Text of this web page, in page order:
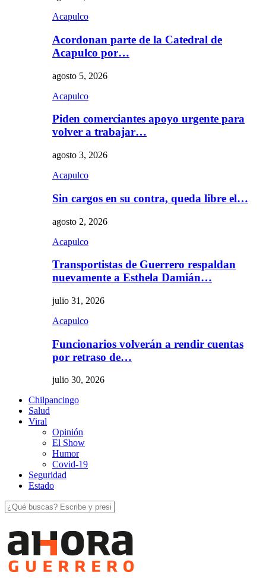
Acapulco
Acordonan parte de la Catedral de
Acapulco por…
agosto 5, 2026
Acapulco
Piden comerciantes apoyo urgente para
volver a trabajar…
agosto 3, 2026
Acapulco
Sin cargos en su contra, queda libre el…
agosto 2, 2026
Acapulco
Transportistas de Guerrero respaldan
nuevamente a Esthela Damián…
julio 31, 2026
Acapulco
Funcionarios volverán a rendir cuentas
por retraso de…
julio 30, 2026
Chilpancingo
Salud
Viral
Opinión
El Show
Humor
Covid-19
Seguridad
Estado